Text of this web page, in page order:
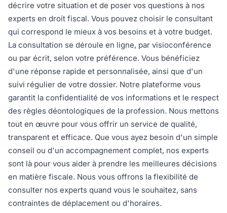
décrire votre situation et de poser vos questions à nos
experts en droit fiscal. Vous pouvez choisir le consultant
qui correspond le mieux à vos besoins et à votre budget.
La consultation se déroule en ligne, par visioconférence
ou par écrit, selon votre préférence. Vous bénéficiez
d'une réponse rapide et personnalisée, ainsi que d'un
suivi régulier de votre dossier. Notre plateforme vous
garantit la confidentialité de vos informations et le respect
des règles déontologiques de la profession. Nous mettons
tout en œuvre pour vous offrir un service de qualité,
transparent et efficace. Que vous ayez besoin d'un simple
conseil ou d'un accompagnement complet, nos experts
sont là pour vous aider à prendre les meilleures décisions
en matière fiscale. Nous vous offrons la flexibilité de
consulter nos experts quand vous le souhaitez, sans
contraintes de déplacement ou d'horaires.